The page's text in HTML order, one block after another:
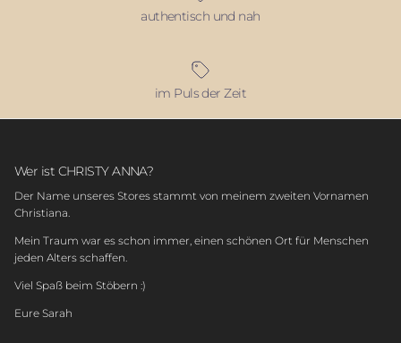
authentisch und nah
im Puls der Zeit
Wer ist CHRISTY ANNA?
Der Name unseres Stores stammt von meinem zweiten Vornamen
Christiana.
Mein Traum war es schon immer, einen schönen Ort für Menschen
jeden Alters schaffen.
Viel Spaß beim Stöbern :)
Eure Sarah